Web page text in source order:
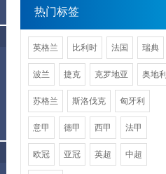
热门标签
英格兰 比利时 法国 瑞典
波兰 捷克 克罗地亚 奥地利
苏格兰 斯洛伐克 匈牙利
意甲 德甲 西甲 法甲
欧冠 亚冠 英超 中超